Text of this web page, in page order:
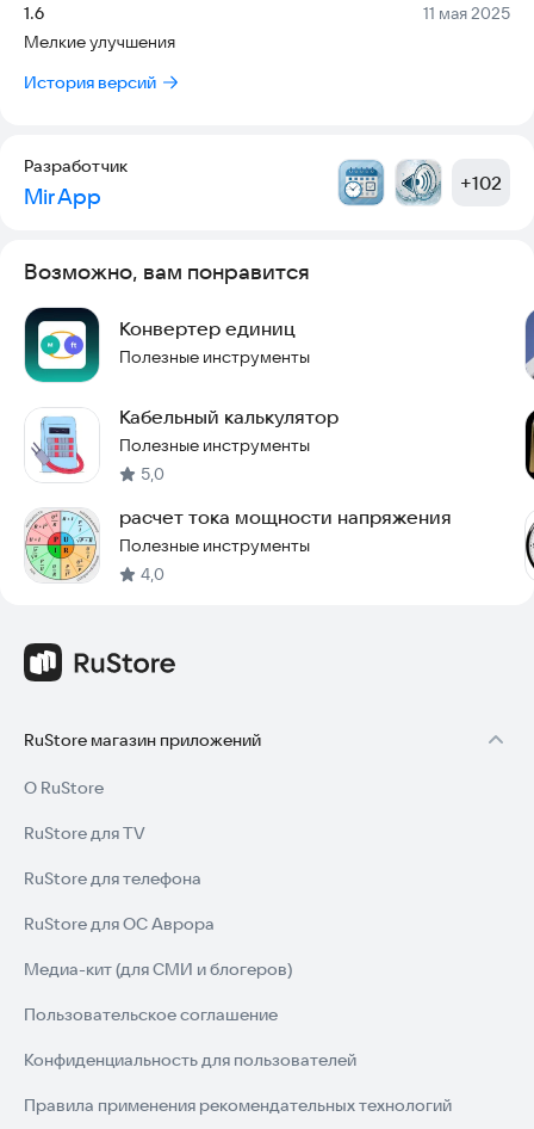
Версия:
1.6 Дата:
11 мая 2025
Мелкие улучшения
История версий
Разработчик
Mir App +102
Возможно, вам понравится
Конвертер единиц
Полезные инструменты
Кабельный калькулятор
Полезные инструменты
5,0
расчет тока мощности напряжения
Полезные инструменты
4,0
RuStore магазин приложений
О RuStore
RuStore для TV
RuStore для телефона
RuStore для ОС Аврора
Медиа-кит (для СМИ и блогеров)
Пользовательское соглашение
Конфиденциальность для пользователей
Правила применения рекомендательных технологий